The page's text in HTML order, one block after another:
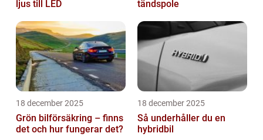
ljus till LED
tändspole
18 december 2025
Grön bilförsäkring – finns
det och hur fungerar det?
18 december 2025
Så underhåller du en
hybridbil